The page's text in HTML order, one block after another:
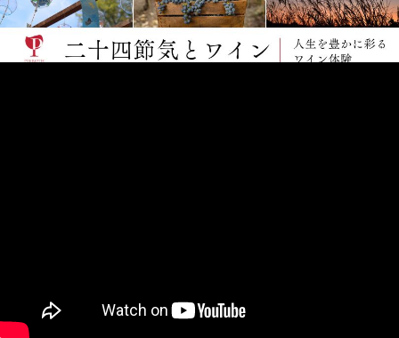
プリズナーの特設ページでは、ZEN氏の貴重なインタビュー
なども公開中！